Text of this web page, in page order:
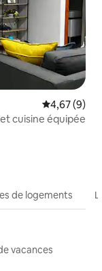
Note
4,67 (9)
cuisine équipée
de logements
vacances